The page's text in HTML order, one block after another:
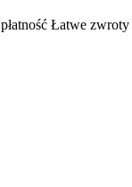
Łatwe zwroty